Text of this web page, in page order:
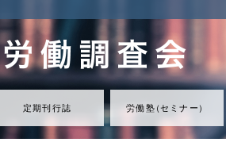
定期刊行誌 労働塾（セミナ ー ）